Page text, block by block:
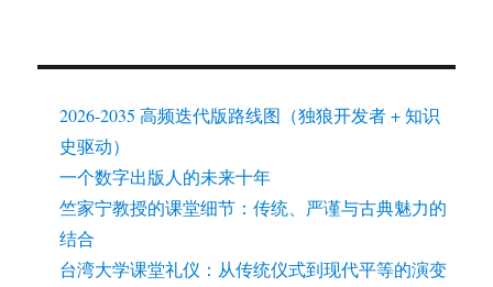
2026-2035 高频迭代版路线图（独狼开发者 + 知识
史驱动）
一个数字出版人的未来十年
竺家宁教授的课堂细节：传统、严谨与古典魅力的
结合
台湾大学课堂礼仪：从传统仪式到现代平等的演变